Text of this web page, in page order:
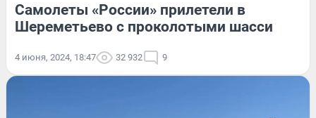
Самолеты «России» прилетели в
Шереметьево с проколотыми шасси
4 июня, 2024, 18:47 32 932 9